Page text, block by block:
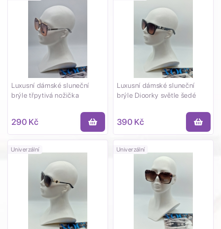
Luxusní dámské sluneční
brýle třpytivá nožička
290 Kč
Luxusní dámské sluneční
brýle Dioorky světle šedé
390 Kč
Univerzální Univerzální